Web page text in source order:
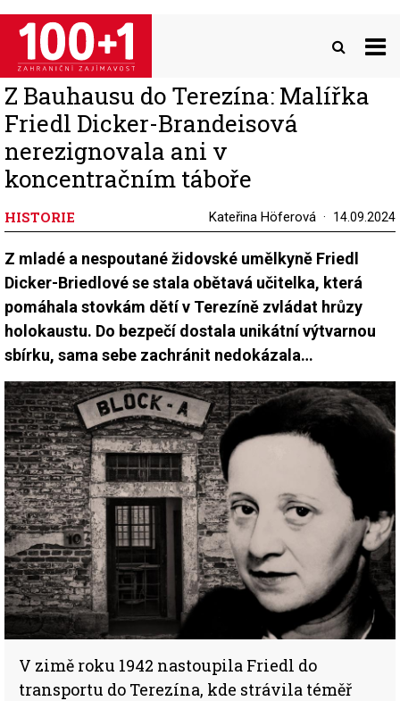
Přejít
hlavnímu
obsahu
Z Bauhausu do Terezína: Malířka
Friedl Dicker-Brandeisová
nerezignovala ani v
koncentračním táboře
HISTORIE Kateřina Höferová 14.09.2024
Z mladé a nespoutané židovské umělkyně Friedl
Dicker-Briedlové se stala obětavá učitelka, která
pomáhala stovkám dětí v Terezíně zvládat hrůzy
holokaustu. Do bezpečí dostala unikátní výtvarnou
sbírku, sama sebe zachránit nedokázala…
V zimě roku 1942 nastoupila Friedl do
transportu do Terezína, kde strávila téměř